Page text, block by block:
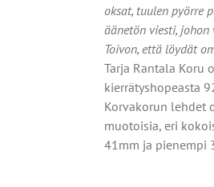
oksat, tuulen pyörre
äänetön viesti,
Toivon, että löydät
Tarja Rantala Koru
kierrätyshopeasta
Korvakorun lehdet
muotoisia, eri
41mm ja pienempi